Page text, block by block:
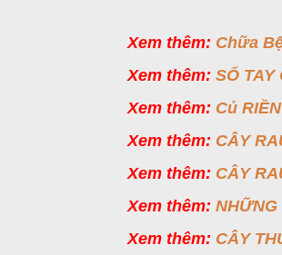
Xem thêm: Chữa
Xem thêm: SỔ TAY
Xem thêm: Củ
Xem thêm: CÂY
Xem thêm: CÂY
Xem thêm: NHỮNG
Xem thêm: CÂY